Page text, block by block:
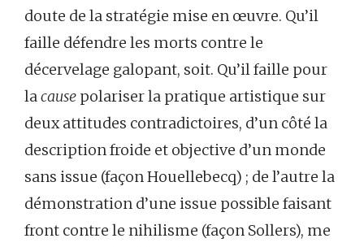
doute de la stratégie mise en œuvre. Qu’il
faille défendre les morts contre le
décervelage galopant, soit. Qu’il faille pour
lacause polariser la pratique artistique sur
deux attitudes contradictoires, d’un côté la
description froide et objective d’un monde
sans issue (façon Houellebecq) ; de l’autre la
démonstration d’une issue possible faisant
front contre le nihilisme (façon Sollers), me